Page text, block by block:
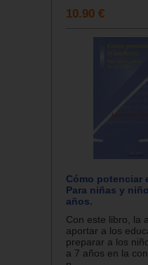
10.90 €
Cómo potenciar
Para niñas y
años.
Con este libro, la
aportar a los
preparar a los
a 7 años en la